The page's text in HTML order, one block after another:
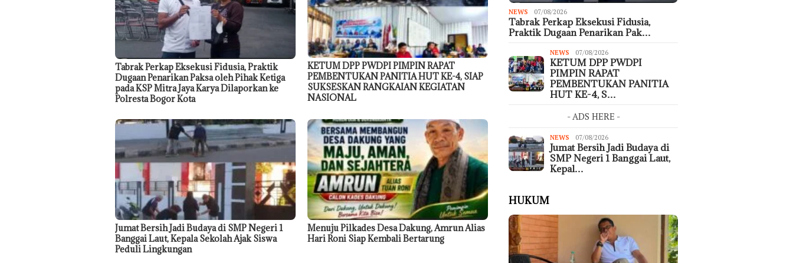
Tabrak Perkap Eksekusi Fidusia, Praktik
Dugaan Penarikan Paksa oleh Pihak Ketiga
pada KSP Mitra Jaya Karya Dilaporkan ke
Polresta Bogor Kota
KETUM DPP PWDPI PIMPIN RAPAT
PEMBENTUKAN PANITIA HUT KE-4, SIAP
SUKSESKAN RANGKAIAN KEGIATAN
NASIONAL
Jumat Bersih Jadi Budaya di SMP Negeri 1
Banggai Laut, Kepala Sekolah Ajak Siswa
Peduli Lingkungan
Menuju Pilkades Desa Dakung, Amrun Alias
Hari Roni Siap Kembali Bertarung
NEWS 07/08/2026
Tabrak Perkap Eksekusi Fidusia,
Praktik Dugaan Penarikan Pak…
NEWS 07/08/2026
KETUM DPP PWDPI
PIMPIN RAPAT
PEMBENTUKAN PANITIA
HUT KE-4, S…
- ADS HERE -
NEWS 07/08/2026
Jumat Bersih Jadi Budaya di
SMP Negeri 1 Banggai Laut,
Kepal…
HUKUM